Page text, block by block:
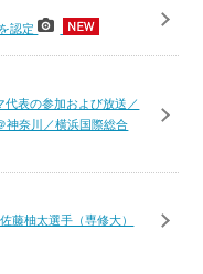
認定
表の参加および放送／
奈川／横浜国際総合
藤柚太選手（専修大）